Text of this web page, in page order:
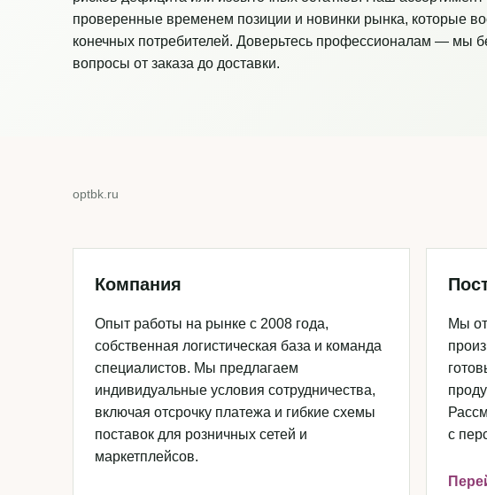
проверенные временем позиции и новинки рынка, которые
конечных потребителей. Доверьтесь профессионалам — мы
вопросы от заказа до доставки.
optbk.ru
Компания
Опыт работы на рынке с 2008 года,
собственная логистическая база и команда
специалистов. Мы предлагаем
индивидуальные условия сотрудничества,
включая отсрочку платежа и гибкие схемы
поставок для розничных сетей и
маркетплейсов.
Мы
с